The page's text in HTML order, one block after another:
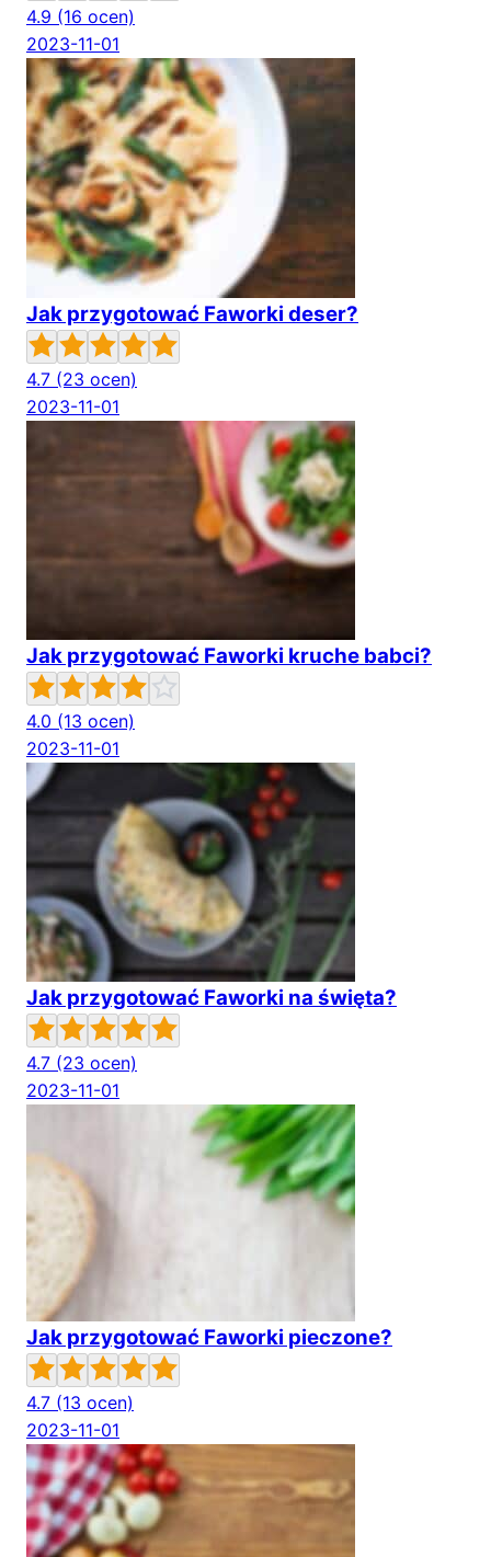
4.9 (16 ocen)
2023-11-01
Jak przygotować Faworki deser?
4.7 (23 ocen)
2023-11-01
Jak przygotować Faworki kruche babci?
4.0 (13 ocen)
2023-11-01
Jak przygotować Faworki na święta?
4.7 (23 ocen)
2023-11-01
Jak przygotować Faworki pieczone?
4.7 (13 ocen)
2023-11-01